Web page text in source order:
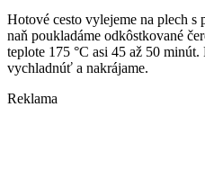
Hotové cesto vylejeme na plech s
naň poukladáme odkôstkované
teplote 175 °C asi 45 až 50
vychladnúť a nakrájame.
Reklama